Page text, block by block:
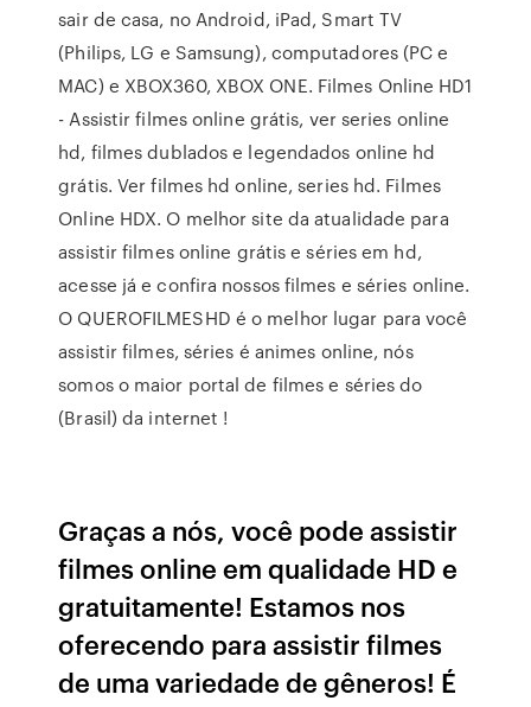
sair de casa, no Android, iPad, Smart TV
(Philips, LG e Samsung), computadores (PC e
MAC) e XBOX360, XBOX ONE. Filmes Online HD1
- Assistir filmes online grátis, ver series online
hd, filmes dublados e legendados online hd
grátis. Ver filmes hd online, series hd. Filmes
Online HDX. O melhor site da atualidade para
assistir filmes online grátis e séries em hd,
acesse já e confira nossos filmes e séries online.
O QUEROFILMESHD é o melhor lugar para você
assistir filmes, séries é animes online, nós
somos o maior portal de filmes e séries do
(Brasil) da internet !
Graças a nós, você pode assistir
filmes online em qualidade HD e
gratuitamente! Estamos nos
oferecendo para assistir filmes
de uma variedade de gêneros! É